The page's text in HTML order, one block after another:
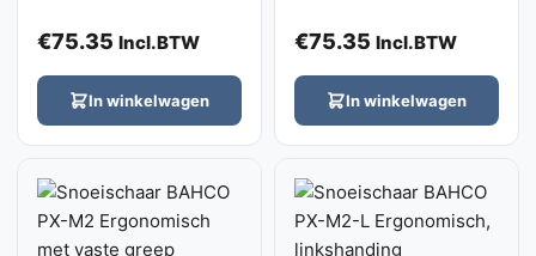
€75.35 Incl.BTW
In winkelwagen
€75.35 Incl.BTW
In winkelwagen